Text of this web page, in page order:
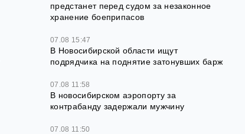
предстанет перед судом за незаконное
хранение боеприпасов
07.08 15:47
В Новосибирской области ищут
подрядчика на поднятие затонувших барж
07.08 11:58
В новосибирском аэропорту за
контрабанду задержали мужчину
07.08 11:50